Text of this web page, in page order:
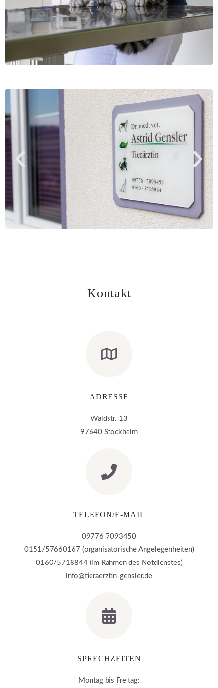
Kontakt
ADRESSE
Waldstr. 13
97640 Stockheim
TELEFON/E-MAIL
09776 7093450
0151/57660167 (organisatorische Angelegenheiten)
0160/5718844 (im Rahmen des Notdienstes)
info@tieraerztin-gensler.de
SPRECHZEITEN
Montag bis Freitag: